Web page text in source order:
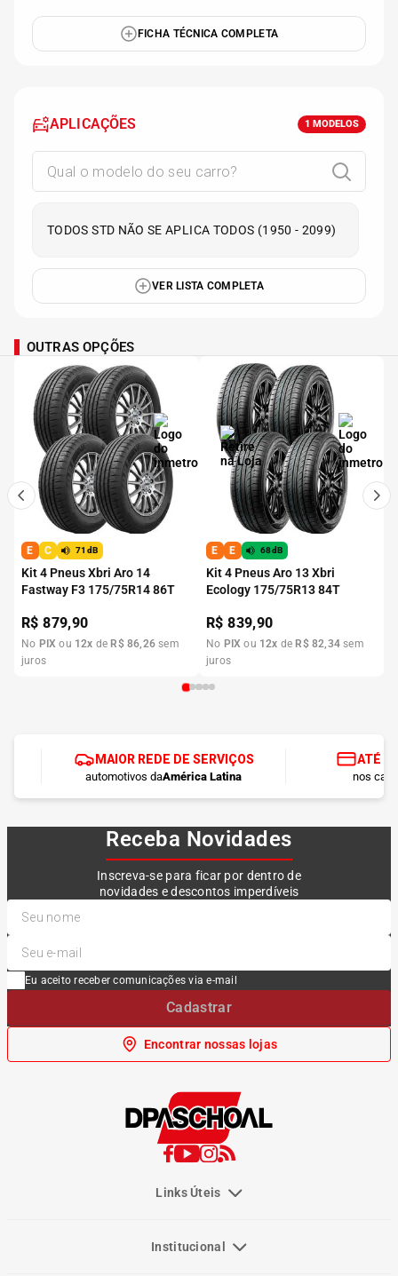
FICHA TÉCNICA COMPLETA
APLICAÇÕES 1 MODELOS
TODOS STD NÃO SE APLICA TODOS (1950 - 2099)
VER LISTA COMPLETA
OUTRAS OPÇÕES
E C 71dB
Kit 4 Pneus Xbri Aro 14
Fastway F3 175/75R14 86T
R$879,90
No PIX ou 12x de R$ 86,26 sem
juros
E E 68dB
Kit 4 Pneus Aro 13 Xbri
Ecology 175/75R13 84T
R$839,90
No PIX ou 12x de R$ 82,34 sem
juros
MAIOR REDE DE SERVIÇOS
automotivos daAmérica Latina
ATÉ
nos
Receba Novidades
Inscreva-se para ficar por dentro de
novidades e descontos imperdíveis
Eu aceito receber comunicações via e-mail
Cadastrar
Encontrar nossas lojas
Links Úteis
Institucional